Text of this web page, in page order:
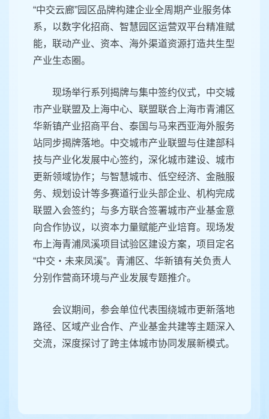
“中交云廊”园区品牌构建企业全周期产业服务体
系，以数字化招商、智慧园区运营双平台精准赋
能，联动产业、资本、海外渠道资源打造共生型
产业生态圈。
现场举行系列揭牌与集中签约仪式，中交城
市产业联盟及上海中心、联盟联合上海市青浦区
华新镇产业招商平台、泰国与马来西亚海外服务
站同步揭牌落地。中交城市产业联盟与住建部科
技与产业化发展中心签约，深化城市建设、城市
更新领域协作；与智慧城市、低空经济、金融服
务、规划设计等多赛道行业头部企业、机构完成
联盟入会签约；与多方联合签署城市产业基金意
向合作协议，以资本力量赋能产业培育。现场发
布上海青浦凤溪项目试验区建设方案，项目定名
“中交・未来凤溪”。青浦区、华新镇有关负责人
分别作营商环境与产业发展专题推介。
会议期间，参会单位代表围绕城市更新落地
路径、区域产业合作、产业基金共建等主题深入
交流，深度探讨了跨主体城市协同发展新模式。